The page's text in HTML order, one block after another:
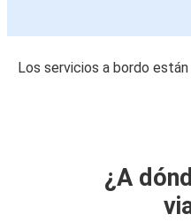
Los servicios a bordo
¿A